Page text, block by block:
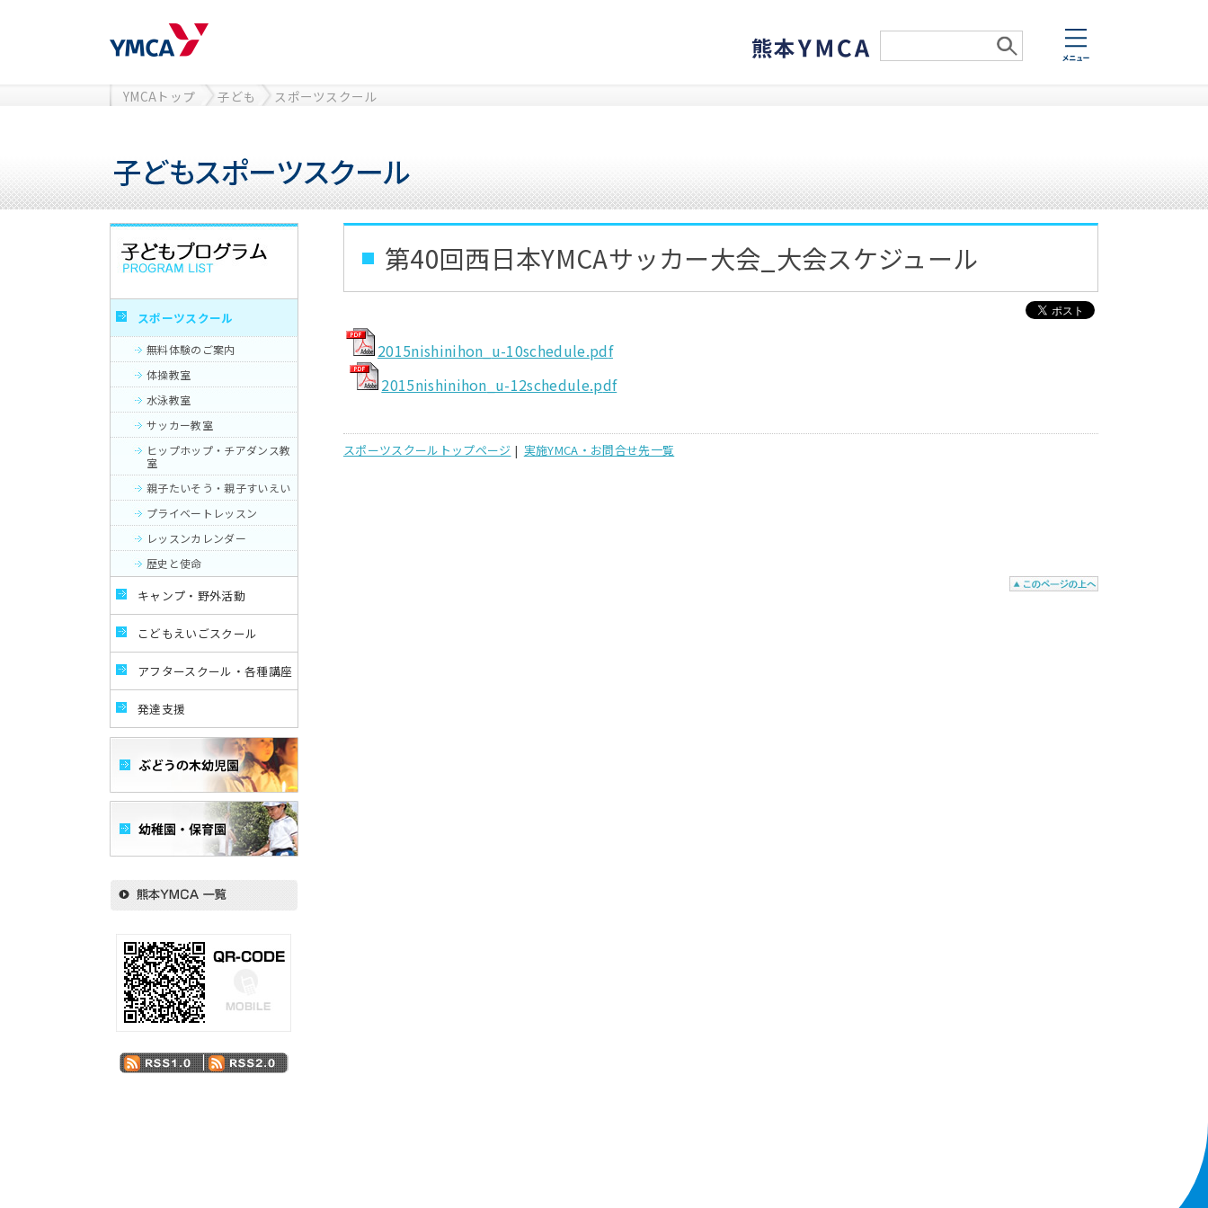
YMCAトップ 子ども スポーツスクール
スポーツスクール
無料体験のご案内
体操教室
水泳教室
サッカー教室
ヒップホップ・チアダンス教
室
親子たいそう・親子すいえい
プライベートレッスン
レッスンカレンダー
歴史と使命
キャンプ・野外活動
こどもえいごスクール
アフタースクール・各種講座
発達支援
第40回西日本YMCAサッカー大会_大会スケジュール
2015nishinihon_ u-10schedule.pdf
2015nishinihon _u-12schedule.pdf
スポーツスクールトップページ | 実施YMCA・お問合せ先一覧